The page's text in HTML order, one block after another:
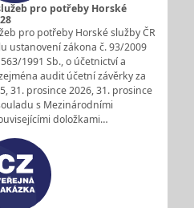
pro potřeby Horské
pro potřeby Horské služby ČR
ustanovení zákona č. 93/2009
1991 Sb., o účetnictví a
audit účetní závěrky za
31. prosince 2026, 31. prosince
s Mezinárodními
doložkami…